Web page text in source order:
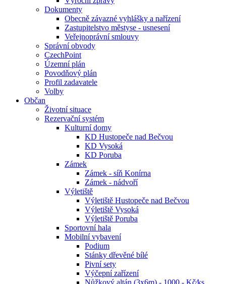
Dokumenty
Obecně závazné vyhlášky a nařízení
Zastupitelstvo městyse - usnesení
Veřejnoprávní smlouvy
Správní obvody
CzechPoint
Územní plán
Povodňový plán
Profil zadavatele
Volby
Občan
Životní situace
Rezervační systém
Kulturní domy
KD Hustopeče nad Bečvou
KD Vysoká
KD Poruba
Zámek
Zámek - síň Konírna
Zámek - nádvoří
Výletiště
Výletiště Hustopeče nad Bečvou
Výletiště Vysoká
Výletiště Poruba
Sportovní hala
Mobilní vybavení
Podium
Stánky dřevěné bílé
Pivní sety
Výčepní zařízení
Nůžkový altán (3x6m) - 1000,- Kč⁄ks